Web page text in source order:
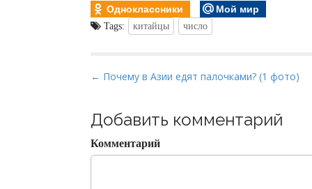
Одноклассники
Мой мир
Tags: китайцы число
P
s
t
n
← Почему в Азии едят палочками? (1 фото)
Добавить комментарий
Комментарий